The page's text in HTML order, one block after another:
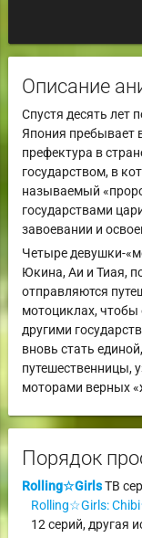
Описание
Спустя десять лет
Япония пребывает
префектура в
государством, в
называемый
государствами
завоевании и
Четыре девушки-
Юкина, Аи и Тиая,
отправляются
мотоциклах,
другими
вновь стать
путешественницы,
моторами верных
Порядок
Rolling☆GirlsТВ
Rolling☆Girls:
12 серий, другая